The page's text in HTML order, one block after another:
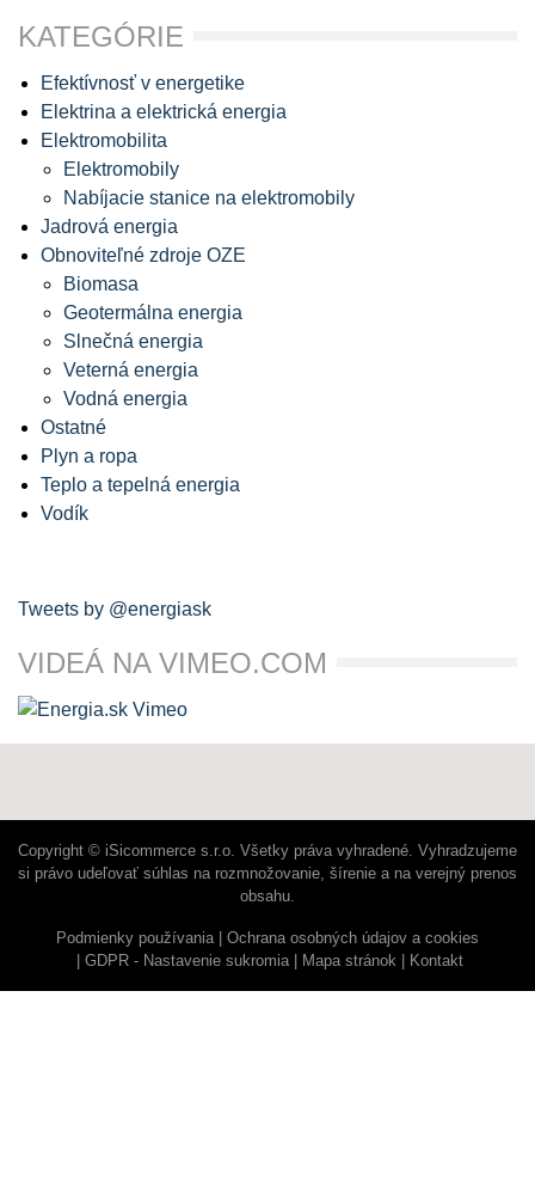
KATEGÓRIE
Efektívnosť v energetike
Elektrina a elektrická energia
Elektromobilita
Elektromobily
Nabíjacie stanice na elektromobily
Jadrová energia
Obnoviteľné zdroje OZE
Biomasa
Geotermálna energia
Slnečná energia
Veterná energia
Vodná energia
Ostatné
Plyn a ropa
Teplo a tepelná energia
Vodík
Tweets by @energiask
VIDEÁ NA VIMEO.COM
Copyright © iSicommerce s.r.o. Všetky práva vyhradené. Vyhradzujeme
si právo udeľovať súhlas na rozmnožovanie, šírenie a na verejný prenos
obsahu.
Podmienky používania
Ochrana osobných údajov a cookies
GDPR - Nastavenie sukromia
Mapa stránok Kontakt